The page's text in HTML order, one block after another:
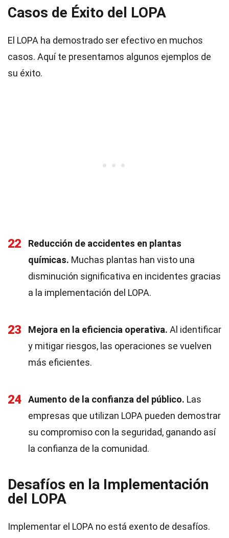
Casos de Éxito del LOPA
El LOPA ha demostrado ser efectivo en muchos
casos. Aquí te presentamos algunos ejemplos de
su éxito.
22
Reducción de accidentes en plantas
químicas. Muchas plantas han visto una
disminución significativa en incidentes gracias
a la implementación del LOPA.
23 Mejora en la eficiencia operativa. Al identificar
y mitigar riesgos, las operaciones se vuelven
más eficientes.
24 Aumento de la confianza del público. Las
empresas que utilizan LOPA pueden demostrar
su compromiso con la seguridad, ganando así
la confianza de la comunidad.
Desafíos en la Implementación
del LOPA
Implementar el LOPA no está exento de desafíos.